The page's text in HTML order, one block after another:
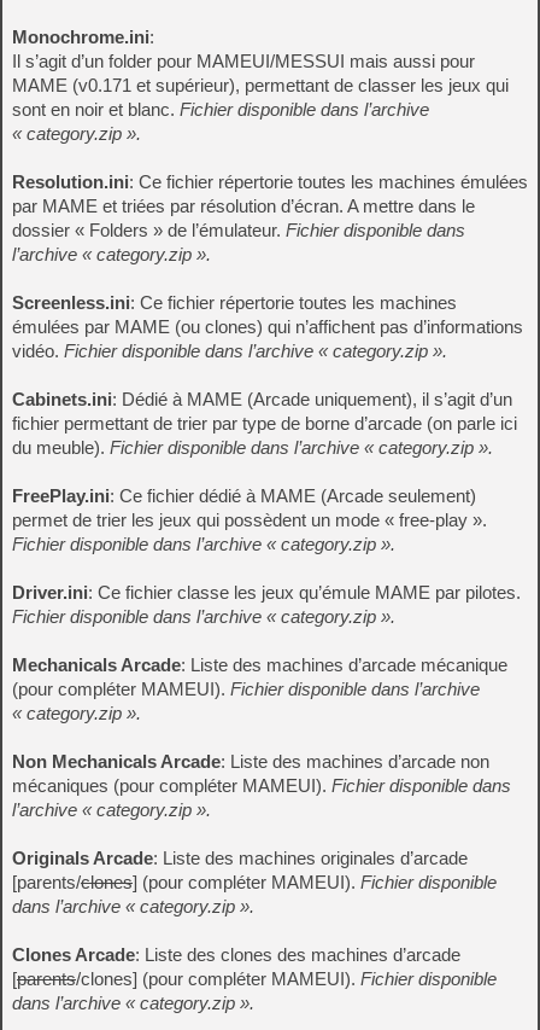
Monochrome.ini:
Il s’agit d’un folder pour MAMEUI/MESSUI mais aussi pour
MAME (v0.171 et supérieur), permettant de classer les jeux qui
sont en noir et blanc. Fichier disponible dans l’archive
« category.zip ».
Resolution.ini: Ce fichier répertorie toutes les machines émulées
par MAME et triées par résolution d’écran. A mettre dans le
dossier « Folders » de l’émulateur. Fichier disponible dans
l’archive « category.zip ».
Screenless.ini: Ce fichier répertorie toutes les machines
émulées par MAME (ou clones) qui n’affichent pas d’informations
vidéo. Fichier disponible dans l’archive « category.zip ».
Cabinets.ini: Dédié à MAME (Arcade uniquement), il s’agit d’un
fichier permettant de trier par type de borne d’arcade (on parle ici
du meuble). Fichier disponible dans l’archive « category.zip ».
FreePlay.ini: Ce fichier dédié à MAME (Arcade seulement)
permet de trier les jeux qui possèdent un mode « free-play ».
Fichier disponible dans l’archive « category.zip ».
Driver.ini: Ce fichier classe les jeux qu’émule MAME par pilotes.
Fichier disponible dans l’archive « category.zip ».
Mechanicals Arcade: Liste des machines d’arcade mécanique
(pour compléter MAMEUI). Fichier disponible dans l’archive
« category.zip ».
Non Mechanicals Arcade: Liste des machines d’arcade non
mécaniques (pour compléter MAMEUI). Fichier disponible dans
l’archive « category.zip ».
Originals Arcade: Liste des machines originales d’arcade
[parents/clones] (pour compléter MAMEUI). Fichier disponible
dans l’archive « category.zip ».
Clones Arcade: Liste des clones des machines d’arcade
[parents/clones] (pour compléter MAMEUI). Fichier disponible
dans l’archive « category.zip ».